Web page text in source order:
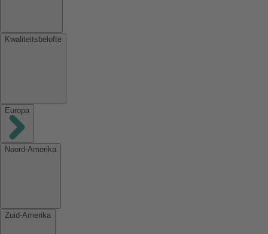
Kwaliteitsbelofte
Europa
Noord-Amerika
Zuid-Amerika